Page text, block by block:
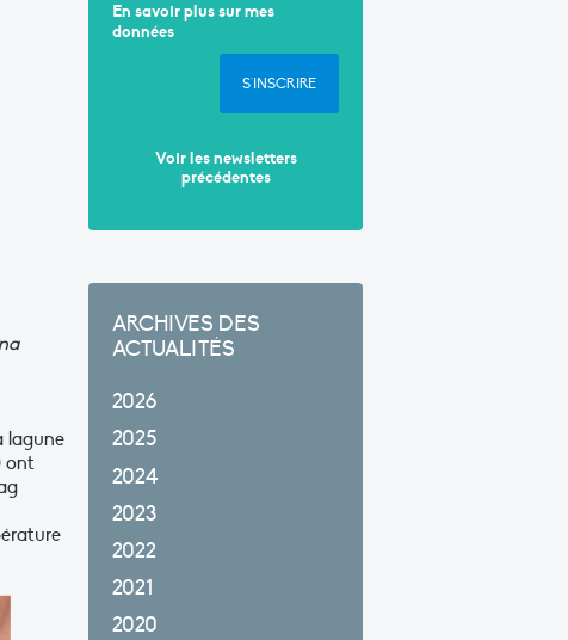
lagune
ont
En savoir plus sur mes
données
S'INSCRIRE
Voir les newsletters
précédentes
ARCHIVES DES
ACTUALITÉS
2026
2025
2024
2023
2022
2021
2020